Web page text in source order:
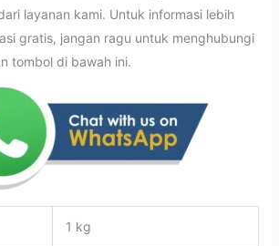
layanan kami. Untuk informasi lebih
gratis, jangan ragu untuk menghubungi
tombol di bawah ini.
1 kg